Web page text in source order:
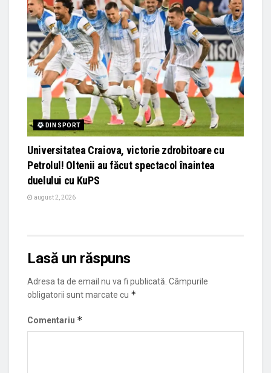
DIN SPORT
Universitatea Craiova, victorie zdrobitoare cu
Petrolul! Oltenii au făcut spectacol înaintea
duelului cu KuPS
august 2, 2026
Lasă un răspuns
Adresa ta de email nu va fi publicată. Câmpurile
obligatorii sunt marcate cu *
Comentariu *